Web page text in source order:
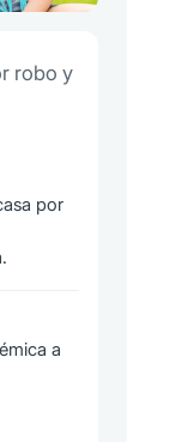
robo y
por
a